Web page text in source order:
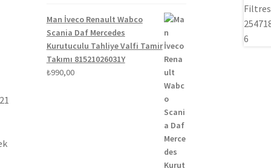
Man İveco Renault Wabco
Scania Daf Mercedes
Kurutuculu Tahliye Valfi Tamir
Takımı 81521026031Y
₺990,00